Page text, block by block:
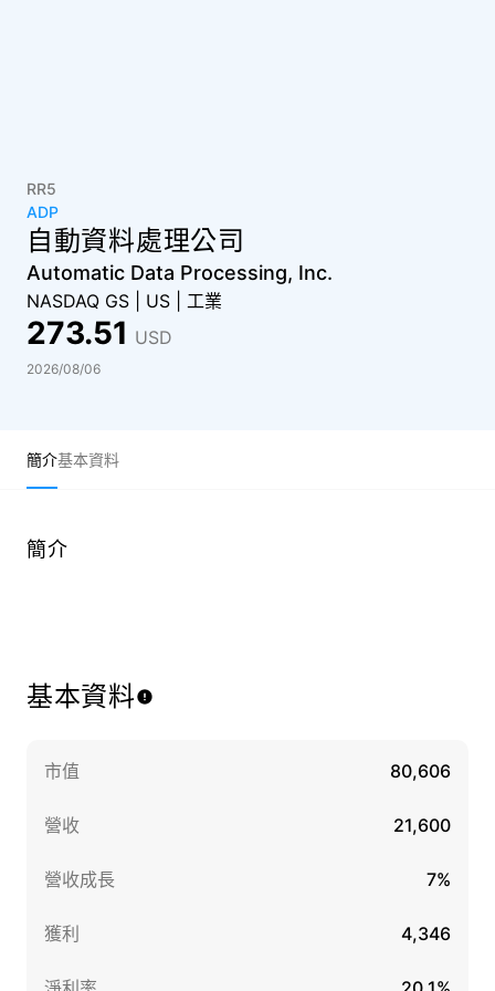
RR5
ADP
自動資料處理公司
Automatic Data Processing, Inc.
NASDAQ GS US 工業
273.51 USD
2026/08/06
簡介基本資料
簡介
基本資料
市值 80,606
營收 21,600
營收成長 7%
獲利 4,346